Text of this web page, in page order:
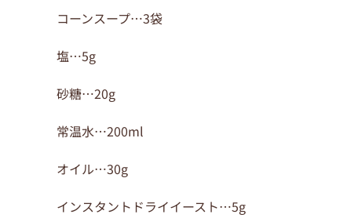
コーンスープ…3袋
塩…5g
砂糖…20g
常温水…200ml
オイル…30g
インスタントドライイースト…5g